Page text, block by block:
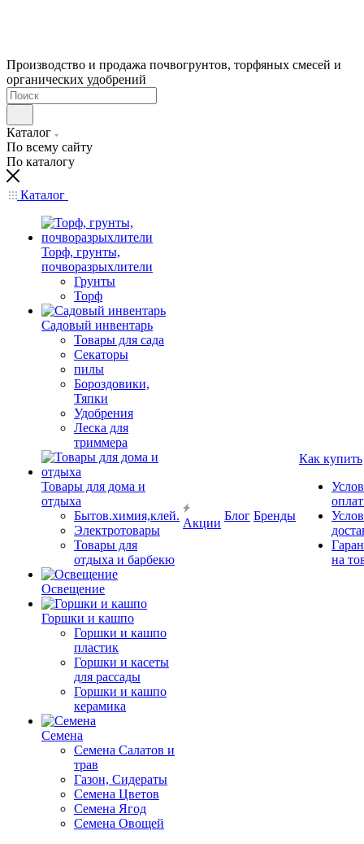
Производство и продажа почвогрунтов, торфяных смесей и
органических удобрений
Каталог
По всему сайту
По каталогу
Каталог
Торф, грунты,
почворазрыхлители
Грунты
Торф
Садовый инвентарь
Товары для сада
Секаторы
пилы
Бороздовики,
Тяпки
Удобрения
Леска для
триммера
Товары для дома и
отдыха
Бытов.химия,клей.
Электротовары
Товары для
отдыха и барбекю
Освещение
Горшки и кашпо
Горшки и кашпо
пластик
Горшки и касеты
для рассады
Горшки и кашпо
керамика
Семена
Семена Салатов и
трав
Газон, Сидераты
Семена Цветов
Семена Ягод
Семена Овощей
Акции
Блог Бренды
Как купить
на